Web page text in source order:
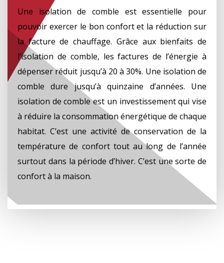
Une isolation de comble est essentielle pour
pouvoir exercer le bon confort et la réduction sur
la facture de chauffage. Grâce aux bienfaits de
l’isolation de comble, les factures de l’énergie à
dépenser réduit jusqu’à 20 à 30%. Une isolation de
comble dure jusqu’à quinzaine d’années. Une
isolation de comble est un investissement qui vise
à réduire la consommation énergétique de chaque
habitat. C’est une activité de conservation de la
température de confort tout au long de l’année
surtout dans la période d’hiver. C’est une sorte de
confort à la maison.